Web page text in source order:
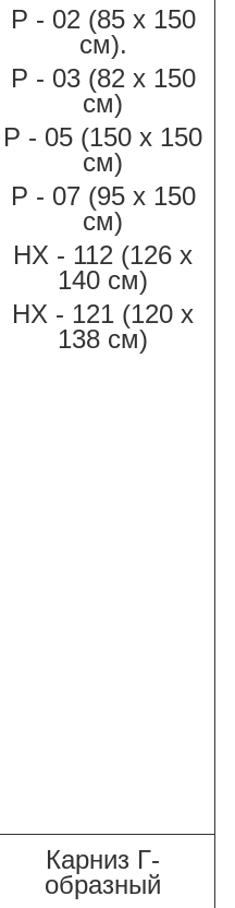
Р - 02 (85 х 150
см).
Р - 03 (82 х 150
см)
Р - 05 (150 х 150
см)
Р - 07 (95 х 150
см)
НХ - 112 (126 х
140 см)
НХ - 121 (120 х
138 см)
Карниз Г-
образный